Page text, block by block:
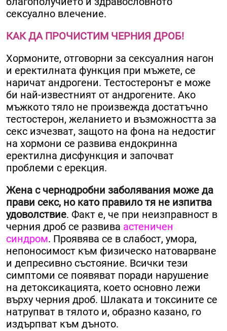
сексуално влечение.
КАК ДА ПРОЧИСТИМ ЧЕРНИЯ ДРОБ!
Хормоните, отговорни за сексуалния нагон
и еректилната функция при мъжете, се
наричат ​​андрогени. Тестостеронът е може
би най-известният от андрогените. Ако
мъжкото тяло не произвежда достатъчно
тестостерон, желанието и възможността за
секс изчезват, защото на фона на недостиг
на хормони се развива ендокринна
еректилна дисфункция и започват
проблеми с ерекция.
Жена с чернодробни заболявания може да
прави секс, но като правило тя не изпитва
удоволствие. Факт е, че при неизправност в
черния дроб се развива астеничен
синдром. Проявява се в слабост, умора,
непоносимост към физическо натоварване
и депресивно състояние. Всички тези
симптоми се появяват поради нарушение
на детоксикацията, което основно лежи
върху черния дроб. Шлаката и токсините се
натрупват в тялото и, образно казано, го
издърпват към дъното.